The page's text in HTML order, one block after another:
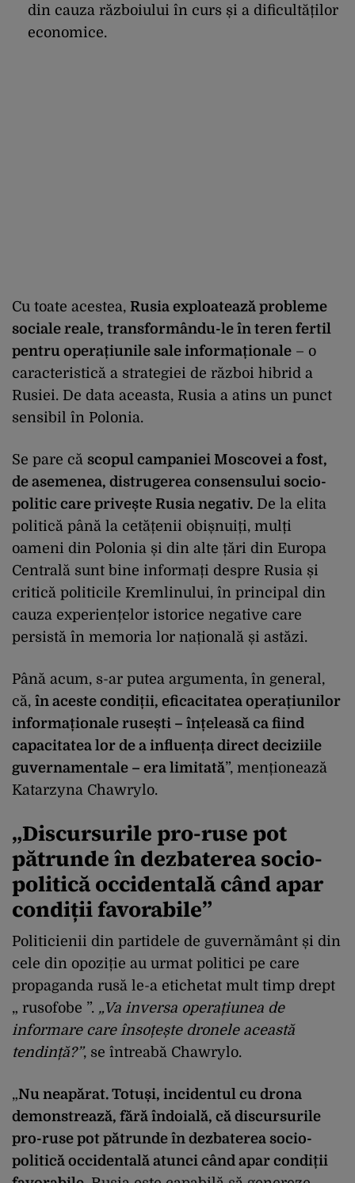
din cauza războiului în curs și a dificultăților
economice.
Cu toate acestea, Rusia exploatează probleme
sociale reale, transformându-le în teren fertil
pentru operațiunile sale informaționale – o
caracteristică a strategiei de război hibrid a
Rusiei. De data aceasta, Rusia a atins un punct
sensibil în Polonia.
Se pare că scopul campaniei Moscovei a fost,
de asemenea, distrugerea consensului socio-
politic care privește Rusia negativ. De la elita
politică până la cetățenii obișnuiți, mulți
oameni din Polonia și din alte țări din Europa
Centrală sunt bine informați despre Rusia și
critică politicile Kremlinului, în principal din
cauza experiențelor istorice negative care
persistă în memoria lor națională și astăzi.
Până acum, s-ar putea argumenta, în general,
că, în aceste condiții, eficacitatea operațiunilor
informaționale rusești – înțeleasă ca fiind
capacitatea lor de a influența direct deciziile
guvernamentale – era limitată”, menționează
Katarzyna Chawrylo.
„Discursurile pro-ruse pot
pătrunde în dezbaterea socio-
politică occidentală când apar
condiții favorabile”
Politicienii din partidele de guvernământ și din
cele din opoziție au urmat politici pe care
propaganda rusă le-a etichetat mult timp drept
„ rusofobe ”. „Va inversa operațiunea de
informare care însoțește dronele această
tendință?”, se întreabă Chawrylo.
„Nu neapărat. Totuși, incidentul cu drona
demonstrează, fără îndoială, că discursurile
pro-ruse pot pătrunde în dezbaterea socio-
politică occidentală atunci când apar condiții